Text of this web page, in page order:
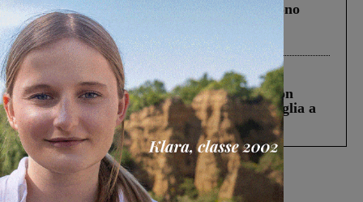
Un anno fa la strage in A1 in cui morirono
Gianni, Giulia e Franco. Lo schianto, il
processo, lo stop ai sorpassi fra tir....
Cronaca 3 Agosto 2026
Scomparso da una struttura di Castiglion
Fiorentino l’uomo che aveva ucciso la figlia a
Levane nel 2020